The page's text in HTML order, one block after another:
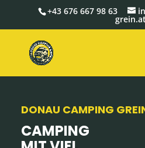
+43 676 667 98 63
grein.at
DONAU CAMPING
CAMPING